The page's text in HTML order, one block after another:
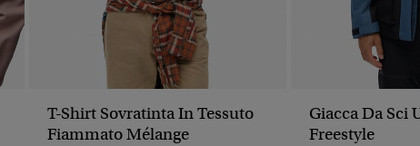
T-Shirt Sovratinta In Tessuto
Fiammato Mélange
Giacca Da Sci
Freestyle